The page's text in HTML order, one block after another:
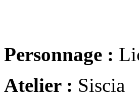
Personnage :
Atelier : Siscia